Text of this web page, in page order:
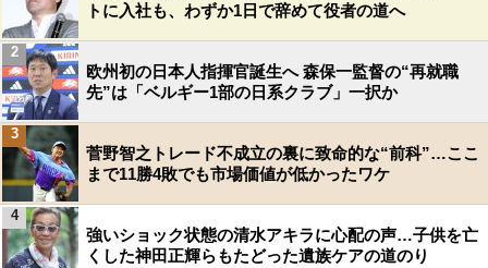
トに入社も、わずか1日で辞めて役者の道へ
欧州初の日本人指揮官誕生へ 森保一監督の“再就職
先”は「ベルギー1部の日系クラブ」一択か
2
菅野智之トレード不成立の裏に致命的な“前科”…ここ
まで11勝4敗でも市場価値が低かったワケ
3
強いショック状態の清水アキラに心配の声…子供を亡
くした神田正輝らもたどった遺族ケアの道のり
4